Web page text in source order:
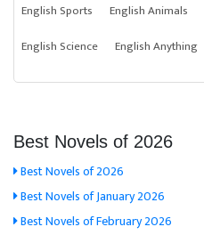
English Sports
English Animals
English Science
English Anything
Best Novels of 2026
Best Novels of 2026
Best Novels of January 2026
Best Novels of February 2026